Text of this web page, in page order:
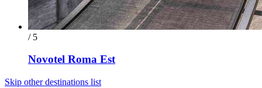
/ 5
Novotel Roma Est
Skip other destinations list